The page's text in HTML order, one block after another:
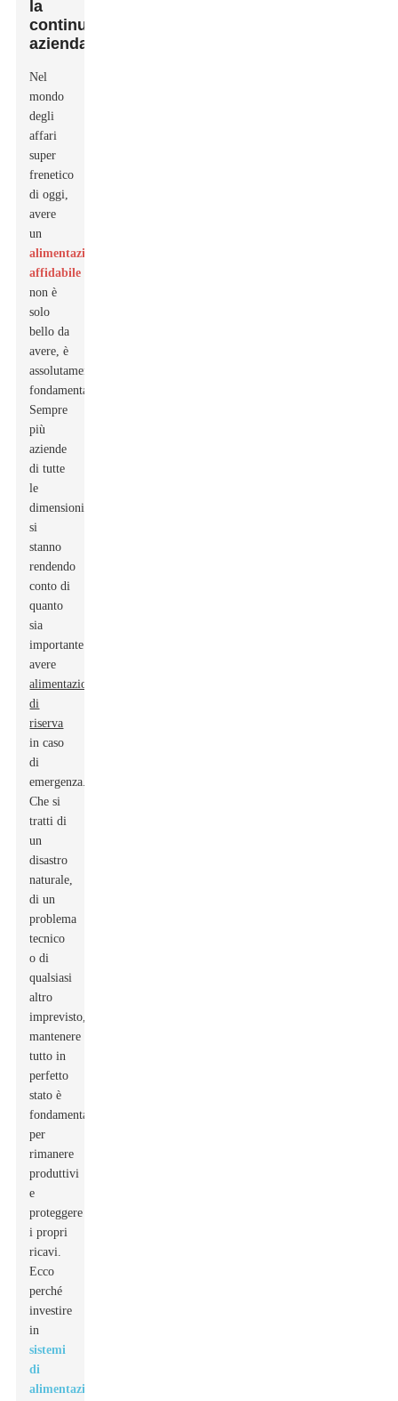
la
continuità
aziendale
Nel
mondo
degli
affari
super
frenetico
di oggi,
avere
un
alimentazione
affidabile
non è
solo
bello da
avere, è
assolutamente
fondamentale.
Sempre
più
aziende
di tutte
le
dimensioni
si
stanno
rendendo
conto di
quanto
sia
importante
avere
alimentazione
di
riserva
in caso
di
emergenza.
Che si
tratti di
un
disastro
naturale,
di un
problema
tecnico
o di
qualsiasi
altro
imprevisto,
mantenere
tutto in
perfetto
stato è
fondamentale
per
rimanere
produttivi
e
proteggere
i propri
ricavi.
Ecco
perché
investire
in
sistemi
di
alimentazione